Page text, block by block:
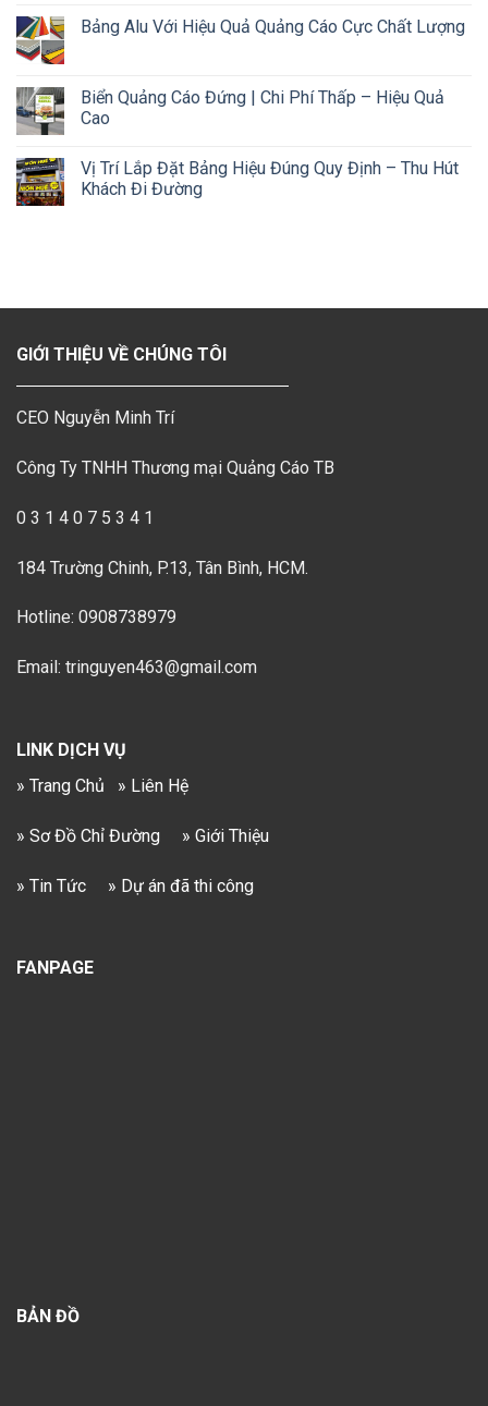
Bảng Alu Với Hiệu Quả Quảng Cáo Cực Chất Lượng
Biển Quảng Cáo Đứng | Chi Phí Thấp – Hiệu Quả
Cao
Vị Trí Lắp Đặt Bảng Hiệu Đúng Quy Định – Thu Hút
Khách Đi Đường
GIỚI THIỆU VỀ CHÚNG TÔI
CEO Nguyễn Minh Trí
Công Ty TNHH Thương mại Quảng Cáo TB
0 3 1 4 0 7 5 3 4 1
184 Trường Chinh, P.13, Tân Bình, HCM.
Hotline: 0908738979
Email: tringuyen463@gmail.com
LINK DỊCH VỤ
» Trang Chủ
» Liên Hệ
» Sơ Đồ Chỉ Đường » Giới Thiệu
» Tin Tức » Dự án đã thi công
FANPAGE
BẢN ĐỒ